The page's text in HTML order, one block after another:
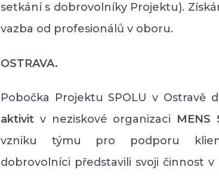
setkání s dobrovolníky Projektu).
vazba od profesionálů v oboru.
OSTRAVA.
Pobočka Projektu SPOLU v Ostravě
aktivit v neziskové organizaci MENS
vzniku týmu pro podporu
dobrovolníci představili svoji činnost v